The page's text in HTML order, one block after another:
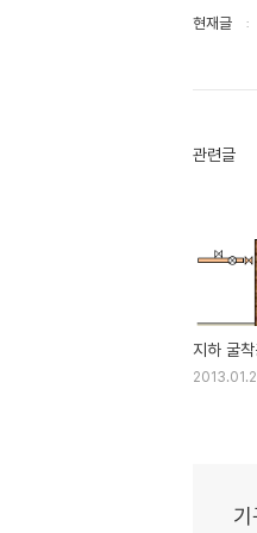
현재글
관련글
지하 굴
기